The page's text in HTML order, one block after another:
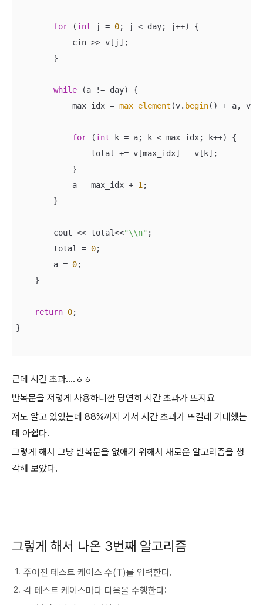
for (int j = 0; j < day; j++) {
            cin >> v[j];
        }
while (a != day) {
            max_idx =
max_element (v. begin() + a, v.
for (int k = a; k < max_idx; k++) {
                total += v[max_idx] - v[k];
            }
            a = max_idx +
1 ;
        }
        cout << total<<
"\\n" ;
        total =
0;
        a =
0;
    }
return 0;
}
근데 시간 초과….ㅎㅎ
반복문을 저렇게 사용하니깐 당연히 시간 초과가 뜨지요
저도 알고 있었는데 88%까지 가서 시간 초과가 뜨길래 기대했는
데 아쉽다.
그렇게 해서 그냥 반복문을 없애기 위해서 새로운 알고리즘을 생
각해 보았다.
그렇게 해서 나온 3번째 알고리즘
주어진 테스트 케이스 수(T)를 입력한다.
각 테스트 케이스마다 다음을 수행한다: